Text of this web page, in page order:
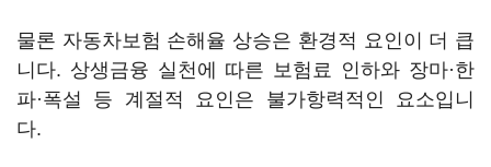
물론 자동차보험 손해율 상승은 환경적 요인이 더 큽
니다. 상생금융 실천에 따른 보험료 인하와 장마·한
파·폭설 등 계절적 요인은 불가항력적인 요소입니
다.